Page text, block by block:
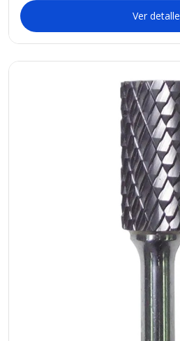
Ver detalle